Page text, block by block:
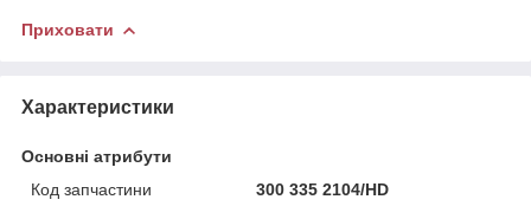
Приховати
Характеристики
Основні атрибути
Код запчастини
300 335 2104/HD